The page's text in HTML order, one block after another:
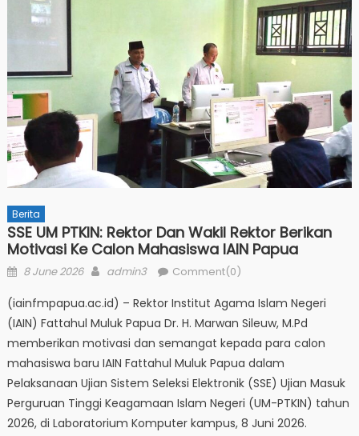
Berita
SSE UM PTKIN: Rektor Dan Wakil Rektor Berikan
Motivasi Ke Calon Mahasiswa IAIN Papua
Posted
8 June 2026 Author
admin3 Comment(0)
(iainfmpapua.ac.id) – Rektor Institut Agama Islam Negeri
(IAIN) Fattahul Muluk Papua Dr. H. Marwan Sileuw, M.Pd
memberikan motivasi dan semangat kepada para calon
mahasiswa baru IAIN Fattahul Muluk Papua dalam
Pelaksanaan Ujian Sistem Seleksi Elektronik (SSE) Ujian Masuk
Perguruan Tinggi Keagamaan Islam Negeri (UM-PTKIN) tahun
2026, di Laboratorium Komputer kampus, 8 Juni 2026.